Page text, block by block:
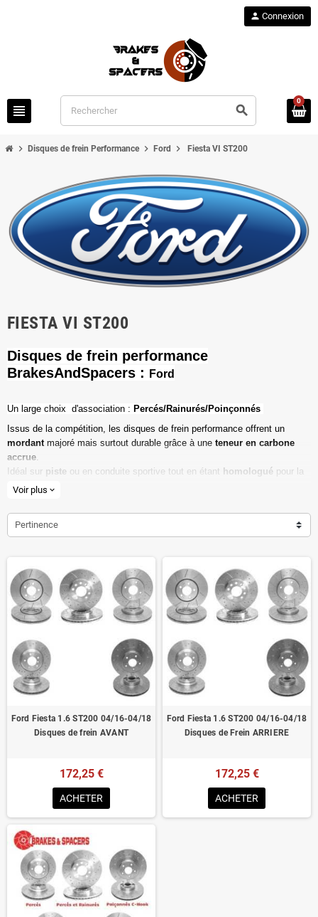
view_headline search
person Connexion
0
chevron_right Disques de frein Performance chevron_right Ford chevron_right Fiesta VI ST200
FIESTA VI ST200
Disques de frein performance
BrakesAndSpacers :
Ford
Un l arge choix d'association : Percés/Rainurés/Poinçonnés
Issus de la compétition, les disques de frein performance offrent un
mordant majoré mais surtout durable grâce à une teneur en carbone
accrue.
Idéal sur piste ou en conduite sportive tout en étant homologué pour la
route ouverte.
Dimensions d'origine respectées
Installation en lieu et place.
Homologué pour le contrôle technique
Voir plus expand_more
Pertinence
Ford Fiesta 1.6 ST200 04/16-04/18
Disques de frein AVANT
172,25 €
ACHETER
Ford Fiesta 1.6 ST200 04/16-04/18
Disques de Frein ARRIERE
172,25 €
ACHETER